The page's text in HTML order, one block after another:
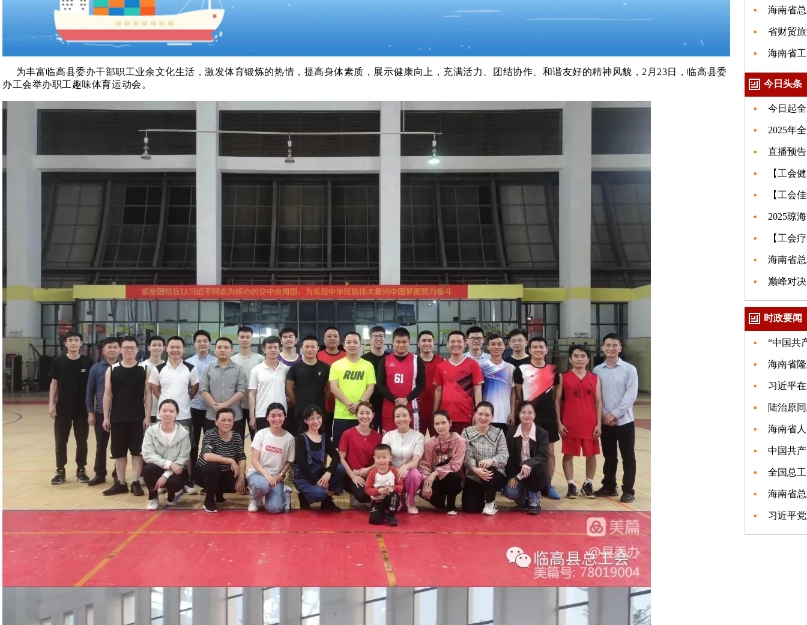
为丰富临高县委办干部职工业余文化生活，激发体育锻炼的热情，提高身体素质，展示健康向上，充满活力、团结协作、和谐友好的精神风貌，2月23日，临高县委
办工会举办职工趣味体育运动会。
海南省
省财贸
海南省
今日头条
今日起
2025年
直播预
【工会
【工会
2025琼
【工会
海南省
巅峰对
时政要闻
“中国共
海南省
习近平
陆治原
海南省
中国共
全国总
海南省
习近平